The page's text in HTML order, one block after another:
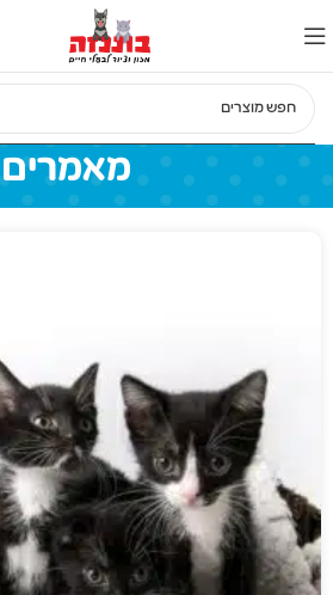
מאמרים